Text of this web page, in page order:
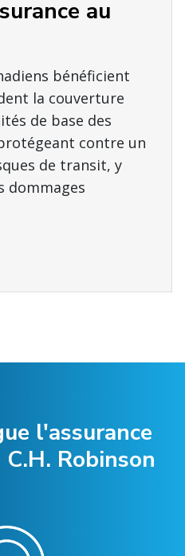
au
bénéficient
la couverture
de base des
contre un
de transit, y
dommages
l'assurance
Robinson